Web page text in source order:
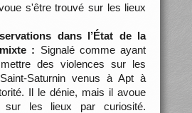
s'être trouvé sur les lieux
dans l’État de la
: Signalé comme ayant
des violences sur les
Saturnin venus à Apt à
Il le dénie, mais il avoue
sur les lieux par curiosité.